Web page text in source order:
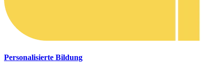
Personalisierte Bildung